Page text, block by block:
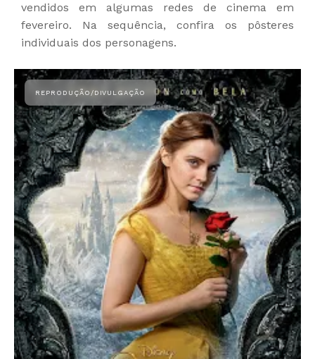
vendidos em algumas redes de cinema em
fevereiro. Na sequência, confira os pôsteres
individuais dos personagens.